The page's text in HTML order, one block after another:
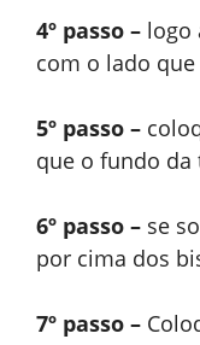
4º passo – logo
com o lado
5º passo –
que o fundo da
6º passo – se
por cima dos
7º passo –